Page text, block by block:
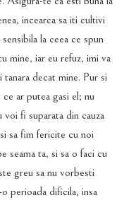
incearca sa iti cultivi
la ceea ce spun
mine, iar eu refuz, imi va
decat mine. Pur si
ar putea gasi el; nu
voi fi suparata din cauza
sa fim fericite cu noi
seama ta, si sa o faci cu
greu sa nu vorbesti
perioada dificila, insa